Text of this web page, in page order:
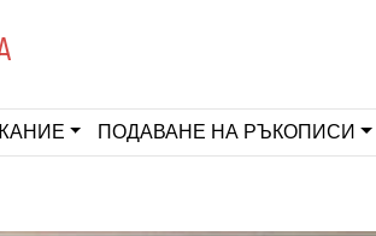
ПОДАВАНЕ НА РЪКОПИСИ